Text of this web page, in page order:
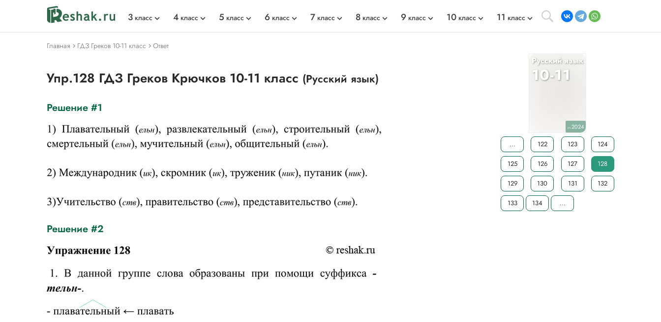
3 класс 4 класс 5 класс 6 класс 7 класс 8 класс 9 класс 10 класс 11 класс
Главная ГДЗ Греков 10-11 класс Ответ
Упр.128 ГДЗ Греков Крючков 10-11 класс (Русский язык)
Решение #1
Решение #2
Русский язык
10-11
уч.2024
... 122 123 124
125 126 127 128
129 130 131 132
133 134 ...